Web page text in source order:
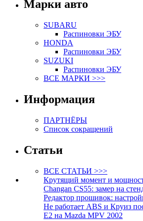
Марки авто
SUBARU
Распиновки ЭБУ
HONDA
Распиновки ЭБУ
SUZUKI
Распиновки ЭБУ
ВСЕ МАРКИ >>>
Информация
ПАРТНЁРЫ
Список сокращений
Статьи
ВСЕ СТАТЬИ >>>
Крутящий момент и
Changan CS55: замер на
Редактор прошивок:
Не работает ABS и Круиз
E2 на Mazda MPV 2002